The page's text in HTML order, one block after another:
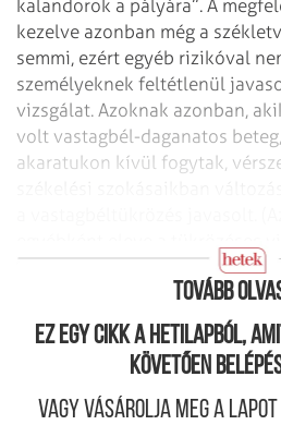
kalandorok a pályára”. A
kezelve azonban még a
semmi, ezért egyéb rizikóval
személyeknek feltétlenül
vizsgálat. Azoknak azonban,
volt vastagbél-daganatos
akaratukon kívül fogytak,
szűrőmódszer, éppen a
Tovább
Ez egy cikk a hetilapból,
követően
Vagy vásárolja meg a